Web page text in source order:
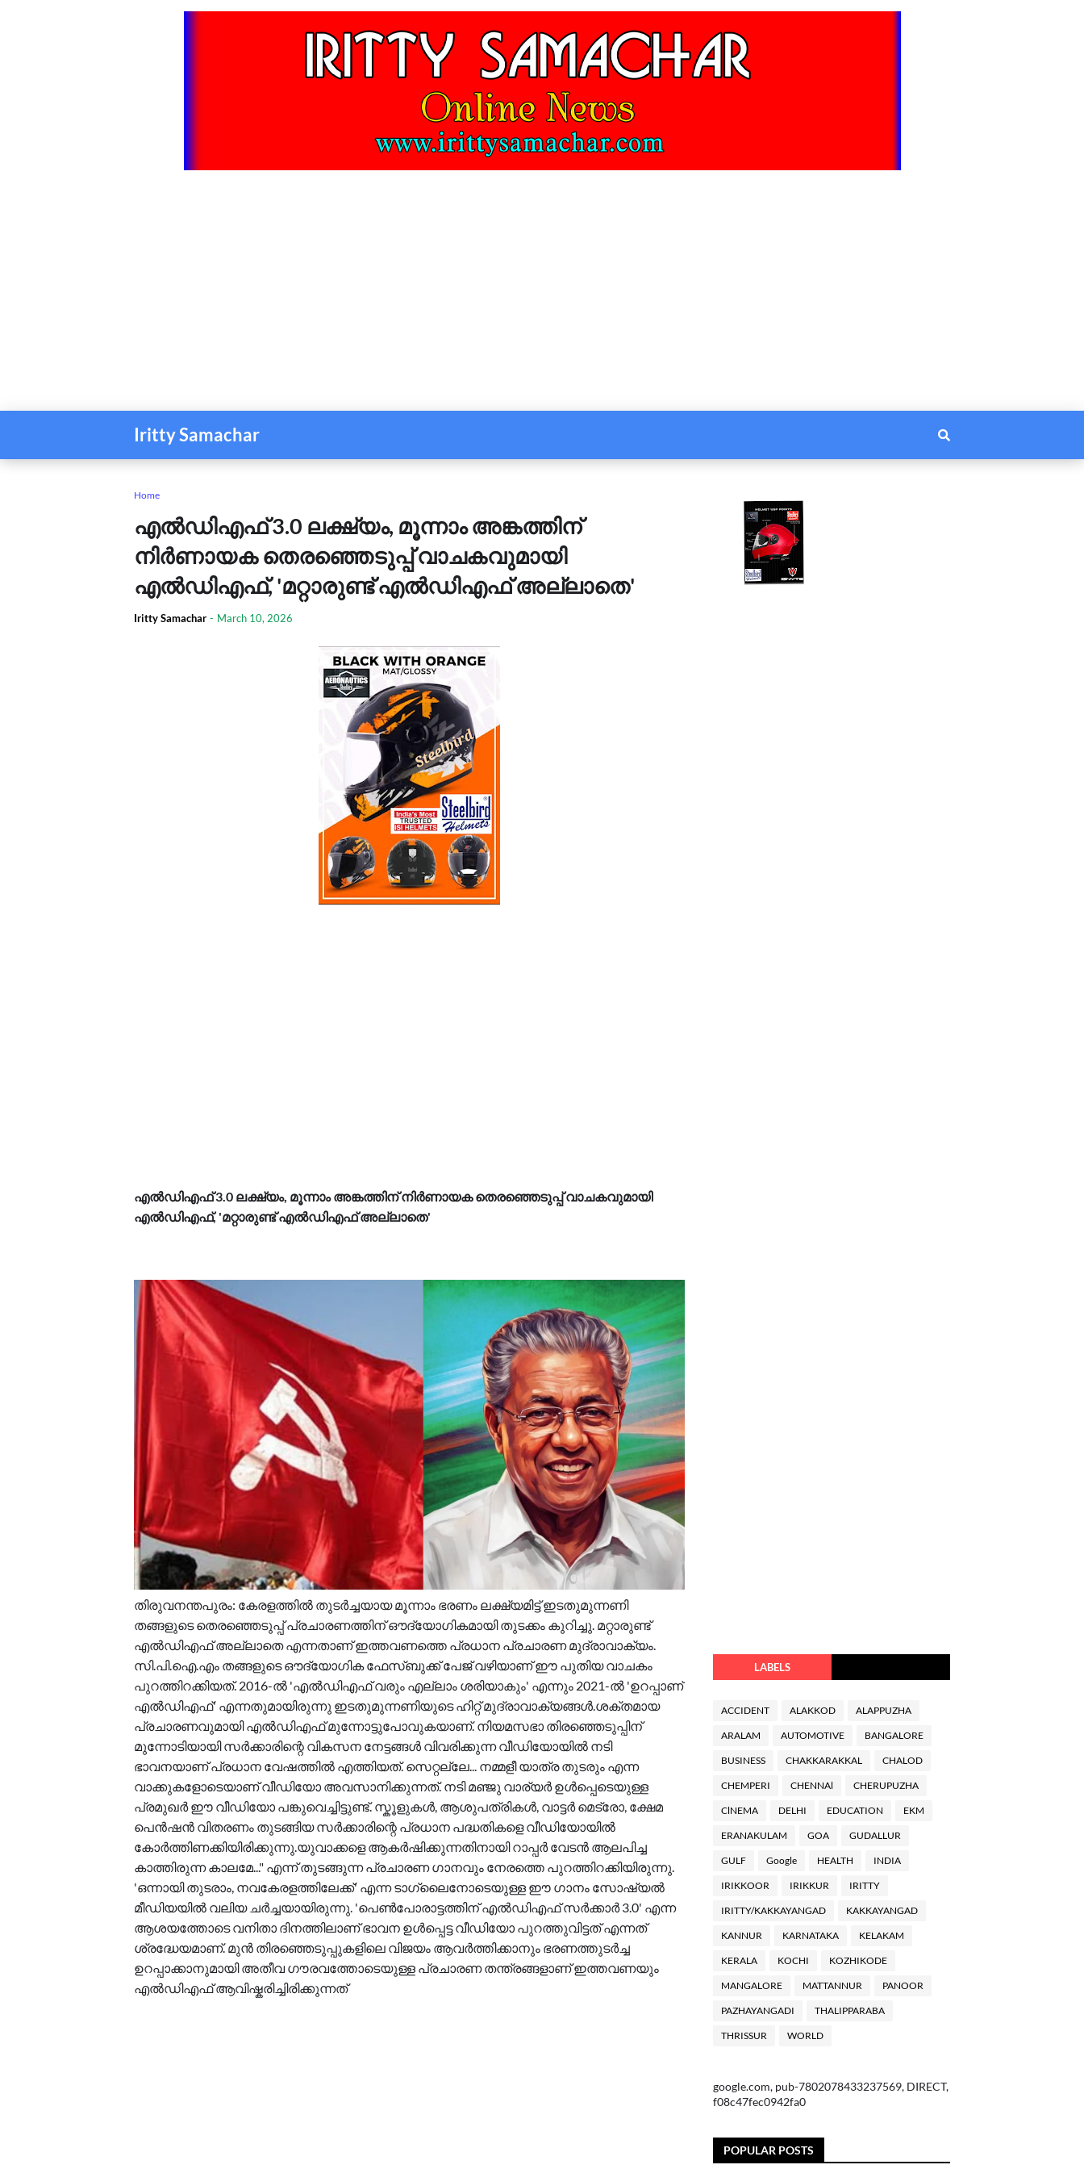
Iritty Samachar
Home
എൽഡിഎഫ് 3.0 ലക്ഷ്യം, മൂന്നാം അങ്കത്തിന്
നിര്‍ണായക തെരഞ്ഞെടുപ്പ് വാചകവുമായി
എൽഡിഎഫ്, 'മറ്റാരുണ്ട് എൽഡിഎഫ് അല്ലാതെ'
Iritty Samachar - March 10, 2026
എൽഡിഎഫ് 3.0 ലക്ഷ്യം, മൂന്നാം അങ്കത്തിന് നിര്‍ണായക തെരഞ്ഞെടുപ്പ് വാചകവുമായി
എൽഡിഎഫ്, 'മറ്റാരുണ്ട് എൽഡിഎഫ് അല്ലാതെ'
തിരുവനന്തപുരം: കേരളത്തിൽ തുടർച്ചയായ മൂന്നാം ഭരണം ലക്ഷ്യമിട്ട് ഇടതുമുന്നണി
തങ്ങളുടെ തെരഞ്ഞെടുപ്പ് പ്രചാരണത്തിന് ഔദ്യോഗികമായി തുടക്കം കുറിച്ചു. മറ്റാരുണ്ട്
എൽഡിഎഫ് അല്ലാതെ എന്നതാണ് ഇത്തവണത്തെ പ്രധാന പ്രചാരണ മുദ്രാവാക്യം.
സി.പി.ഐ.എം തങ്ങളുടെ ഔദ്യോഗിക ഫേസ്ബുക്ക് പേജ് വഴിയാണ് ഈ പുതിയ വാചകം
പുറത്തിറക്കിയത്. 2016-ൽ 'എൽഡിഎഫ് വരും എല്ലാം ശരിയാകും' എന്നും 2021-ൽ 'ഉറപ്പാണ്
എൽഡിഎഫ്' എന്നതുമായിരുന്നു ഇടതുമുന്നണിയുടെ ഹിറ്റ് മുദ്രാവാക്യങ്ങൾ.ശക്തമായ
പ്രചാരണവുമായി എൽഡിഎഫ് മുന്നോട്ടുപോവുകയാണ്. നിയമസഭാ തിരഞ്ഞെടുപ്പിന്
മുന്നോടിയായി സർക്കാരിന്റെ വികസന നേട്ടങ്ങൾ വിവരിക്കുന്ന വീഡിയോയിൽ നടി
ഭാവനയാണ് പ്രധാന വേഷത്തിൽ എത്തിയത്. സെറ്റല്ലേ... നമ്മളീ യാത്ര തുടരും എന്ന
വാക്കുകളോടെയാണ് വീഡിയോ അവസാനിക്കുന്നത്. നടി മഞ്ജു വാര്യർ ഉൾപ്പെടെയുള്ള
പ്രമുഖർ ഈ വീഡിയോ പങ്കുവെച്ചിട്ടുണ്ട്. സ്കൂളുകൾ, ആശുപത്രികൾ, വാട്ടർ മെട്രോ, ക്ഷേമ
പെൻഷൻ വിതരണം തുടങ്ങിയ സർക്കാരിന്റെ പ്രധാന പദ്ധതികളെ വീഡിയോയിൽ
കോർത്തിണക്കിയിരിക്കുന്നു.യുവാക്കളെ ആകർഷിക്കുന്നതിനായി റാപ്പർ വേടൻ ആലപിച്ച
കാത്തിരുന്ന കാലമേ..." എന്ന് തുടങ്ങുന്ന പ്രചാരണ ഗാനവും നേരത്തെ പുറത്തിറക്കിയിരുന്നു.
'ഒന്നായി തുടരാം, നവകേരളത്തിലേക്ക്' എന്ന ടാഗ്‌ലൈനോടെയുള്ള ഈ ഗാനം സോഷ്യൽ
മീഡിയയിൽ വലിയ ചർച്ചയായിരുന്നു. 'പെൺപോരാട്ടത്തിന് എൽഡിഎഫ് സർക്കാർ 3.0' എന്ന
ആശയത്തോടെ വനിതാ ദിനത്തിലാണ് ഭാവന ഉൾപ്പെട്ട വീഡിയോ പുറത്തുവിട്ടത് എന്നത്
ശ്രദ്ധേയമാണ്. മുൻ തിരഞ്ഞെടുപ്പുകളിലെ വിജയം ആവർത്തിക്കാനും ഭരണത്തുടർച്ച
ഉറപ്പാക്കാനുമായി അതീവ ഗൗരവത്തോടെയുള്ള പ്രചാരണ തന്ത്രങ്ങളാണ് ഇത്തവണയും
എൽഡിഎഫ് ആവിഷ്കരിച്ചിരിക്കുന്നത്
LABELS
ACCIDENT ALAKKOD ALAPPUZHA
ARALAM AUTOMOTIVE BANGALORE
BUSINESS CHAKKARAKKAL CHALOD
CHEMPERI CHENNAl CHERUPUZHA
ClNEMA DELHI EDUCATION EKM
ERANAKULAM GOA GUDALLUR
GULF Google HEALTH INDIA
IRIKKOOR IRIKKUR IRITTY
IRITTY/KAKKAYANGAD KAKKAYANGAD
KANNUR KARNATAKA KELAKAM
KERALA KOCHI KOZHIKODE
MANGALORE MATTANNUR PANOOR
PAZHAYANGADI THALIPPARABA
THRISSUR WORLD
google.com, pub-7802078433237569, DIRECT,
f08c47fec0942fa0
POPULAR POSTS